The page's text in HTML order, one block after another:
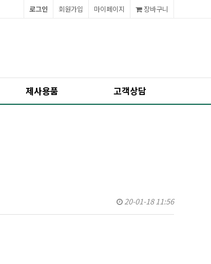
장바구니
마이페이지
회원가입
로그인
제사용품 고객상담
20-01-18 11:56